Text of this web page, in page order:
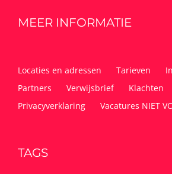
MEER INFORMATIE
Locaties en adressen Tarieven
Partners
Verwijsbrief
Klachten
Privacyverklaring
Vacatures NIET
TAGS